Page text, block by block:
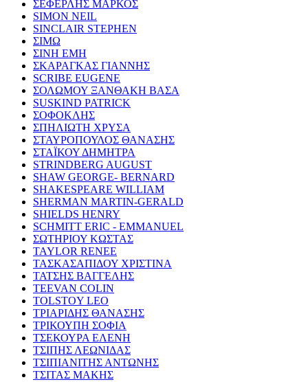
ΣΕΦΕΡΛΗΣ ΜΑΡΚΟΣ
SIMON NEIL
SINCLAIR STEPHEN
ΣΙΜΩ
ΣΙΝΗ ΕΜΗ
ΣΚΑΡΑΓΚΑΣ ΓΙΑΝΝΗΣ
SCRIBE EUGENE
ΣΟΛΩΜΟΥ ΞΑΝΘΑΚΗ ΒΑΣΑ
SUSKIND PATRICK
ΣΟΦΟΚΛΗΣ
ΣΠΗΛΙΩΤΗ ΧΡΥΣΑ
ΣΤΑΥΡΟΠΟΥΛΟΣ ΘΑΝΑΣΗΣ
ΣΤΑΪΚΟΥ ΔΗΜΗΤΡΑ
STRINDBERG AUGUST
SHAW GEORGE- BERNARD
SHAKESPEARE WILLIAM
SHERMAN MARTIN-GERALD
SHIELDS HENRY
SCHMITT ERIC - EMMANUEL
ΣΩΤΗΡΙΟΥ ΚΩΣΤΑΣ
TAYLOR RENEE
ΤΑΣΚΑΣΑΠΙΔΟΥ ΧΡΙΣΤΙΝΑ
ΤΑΤΣΗΣ ΒΑΓΓΕΛΗΣ
TEEVAN COLIN
TOLSTOY LEO
ΤΡΙΑΡΙΔΗΣ ΘΑΝΑΣΗΣ
ΤΡΙΚΟΥΠΗ ΣΟΦΙΑ
ΤΣΕΚΟΥΡΑ ΕΛΕΝΗ
ΤΣΙΠΗΣ ΛΕΩΝΙΔΑΣ
ΤΣΙΠΙΑΝΙΤΗΣ ΑΝΤΩΝΗΣ
ΤΣΙΤΑΣ ΜΑΚΗΣ